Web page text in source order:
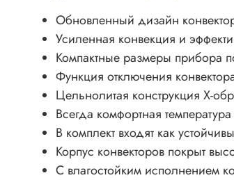
Обновленный дизайн
Усиленная конвекция и
Компактные размеры прибора
Функция отключения
Цельнолитая конструкция Х-
Всегда комфортная
В комплект входят как
Корпус конвекторов покрыт
С влагостойким исполнением